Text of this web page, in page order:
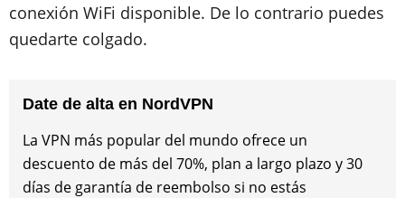
conexión WiFi disponible. De lo contrario puedes
quedarte colgado.
Date de alta en NordVPN
La VPN más popular del mundo ofrece un
descuento de más del 70%, plan a largo plazo y 30
días de garantía de reembolso si no estás